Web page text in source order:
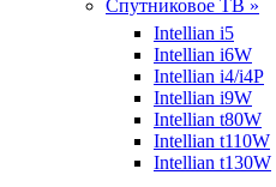
Спутниковое ТВ »
Intellian i5
Intellian i6W
Intellian i4/i4P
Intellian i9W
Intellian t80W
Intellian t110W
Intellian t130W